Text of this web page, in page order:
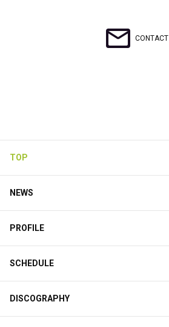
CONTACT
TOP
NEWS
PROFILE
SCHEDULE
DISCOGRAPHY